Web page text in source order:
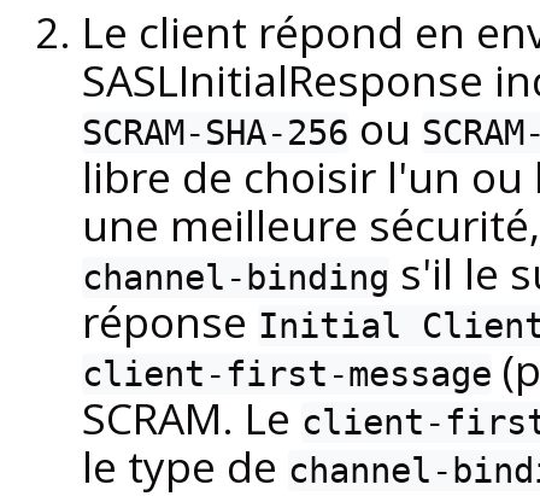
Le client répond en
SASLInitialResponse
SCRAM-SHA-256 ou
libre de choisir l'un
une meilleure
channel-binding s'il le
réponse Initial
client-first-message
SCRAM. Le client-first-
le type de channel-